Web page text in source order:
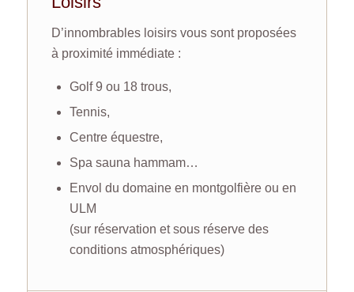
D’innombrables loisirs vous sont proposées
à proximité immédiate :
Golf 9 ou 18 trous,
Tennis,
Centre équestre,
Spa sauna hammam…
Envol du domaine en montgolfière ou en
ULM
(sur réservation et sous réserve des
conditions atmosphériques)